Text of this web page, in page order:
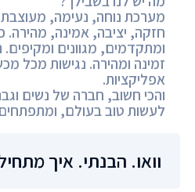
מערכת נוחה, נעימה, מעוצבת
חזקה, יציבה, אמינה, מהירה.
ומתקדמים, מגוונים
זמינה ומהירה. נגישות מכל
אפליקציות.
והכי חשוב, חברה של נשים
לעשות טוב בעולם,
וואו. הבנתי. איך